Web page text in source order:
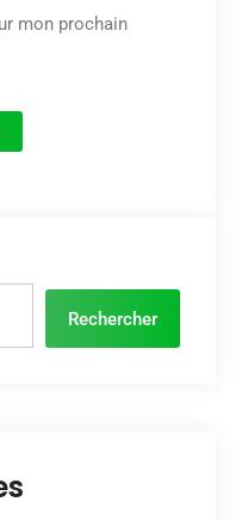
mon prochain
Rechercher